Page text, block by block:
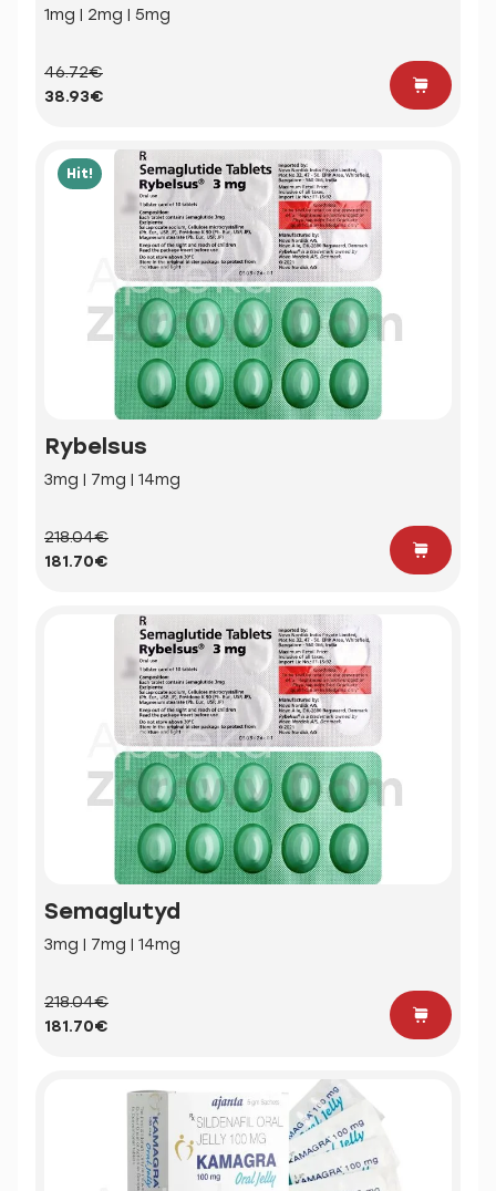
1mg | 2mg | 5mg
46.72€
38.93€
Hit!
Rybelsus
3mg | 7mg | 14mg
218.04€
181.70€
Semaglutyd
3mg | 7mg | 14mg
218.04€
181.70€